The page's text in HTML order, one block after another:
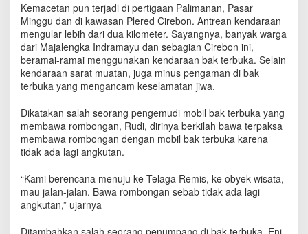
r
g
a
A
c
u
h
a
n
K
e
e
l
a
Kemacetan pun terjadi di pertigaan Palimanan, Pasar
Minggu dan di kawasan Plered Cirebon. Antrean kendaraan
mengular lebih dari dua kilometer. Sayangnya, banyak warga
dari Majalengka Indramayu dan sebagian Cirebon ini,
beramai-ramai menggunakan kendaraan bak terbuka. Selain
kendaraan sarat muatan, juga minus pengaman di bak
terbuka yang mengancam keselamatan jiwa.
Dikatakan salah seorang pengemudi mobil bak terbuka yang
membawa rombongan, Rudi, dirinya berkilah bawa terpaksa
membawa rombongan dengan mobil bak terbuka karena
tidak ada lagi angkutan.
“Kami berencana menuju ke Telaga Remis, ke obyek wisata,
mau jalan-jalan. Bawa rombongan sebab tidak ada lagi
angkutan,” ujarnya
Ditambahkan salah seorang penumpang di bak terbuka, Eni,